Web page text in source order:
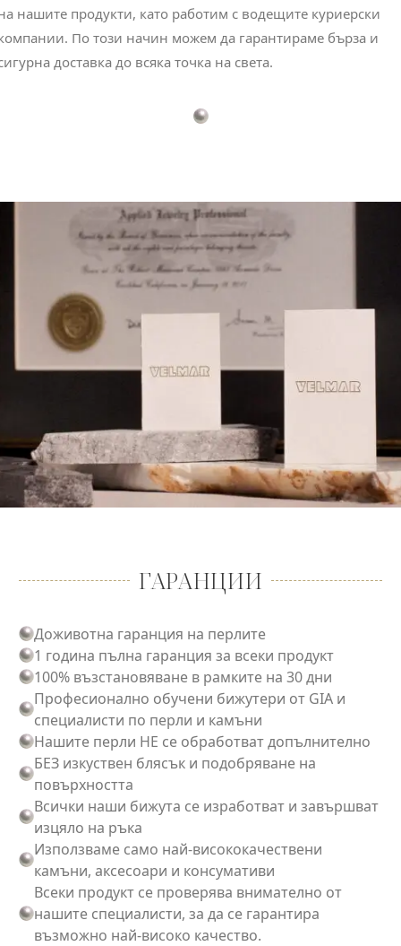
нашите продукти, като работим с водещите куриерски
По този начин можем да гарантираме бърза и
доставка до всяка точка на света.
ГАРАНЦИИ
Доживотна гаранция на перлите
1 година пълна гаранция за всеки продукт
100% възстановяване в рамките на 30 дни
Професионално обучени бижутери от GIA и
специалисти по перли и камъни
Нашите перли НЕ се обработват допълнително
БЕЗ изкуствен блясък и подобряване на
повърхността
Всички наши бижута се изработват и завършват
изцяло на ръка
Използваме само най-висококачествени
камъни, аксесоари и консумативи
Всеки продукт се проверява внимателно от
нашите специалисти, за да се гарантира
възможно най-високо качество.